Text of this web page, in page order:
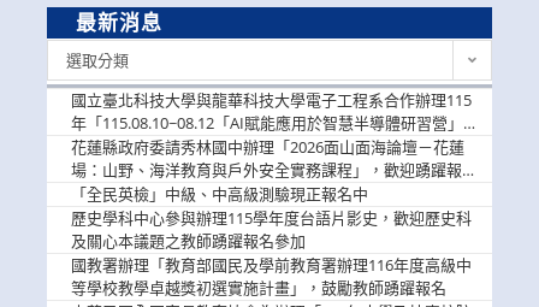
最新消息
選取分類
國立臺北科技大學與龍華科技大學電子工程系合作辦理115
年「115.08.10~08.12「AI賦能應用於智慧半導體研習營」，
歡迎學生踴躍報名參加
花蓮縣政府委請秀林國中辦理「2026面山面海論壇－花蓮
場：山野、海洋教育與戶外安全實務課程」，歡迎踴躍報名
參加
「全民英檢」中級、中高級測驗現正報名中
歷史學科中心參與辦理115學年度台語片影史，歡迎歷史科
及關心本議題之教師踴躍報名參加
國教署辦理「教育部國民及學前教育署辦理116年度高級中
等學校教學卓越獎初選實施計畫」，鼓勵教師踴躍報名